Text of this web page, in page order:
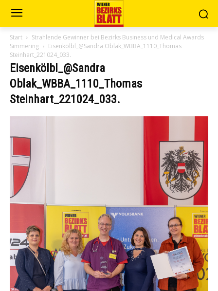
Start
Strahlende Gewinner bei Bezirks Business und Medical Awards
Simmering
Eisenkölbl_@Sandra Oblak_WBBA_1110_Thomas
Steinhart_221024_033.
Eisenkölbl_@Sandra
Oblak_WBBA_1110_Thomas
Steinhart_221024_033.